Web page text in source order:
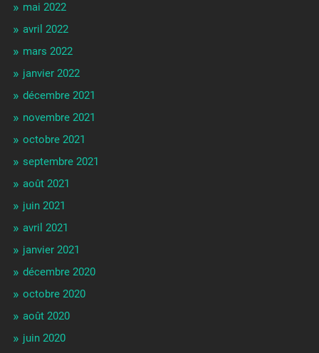
mai 2022
avril 2022
mars 2022
janvier 2022
décembre 2021
novembre 2021
octobre 2021
septembre 2021
août 2021
juin 2021
avril 2021
janvier 2021
décembre 2020
octobre 2020
août 2020
juin 2020